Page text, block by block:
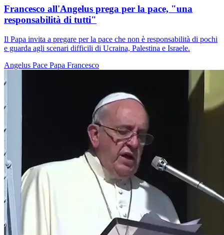
Francesco all'Angelus prega per la pace, "una
responsabilità di tutti"
Il Papa invita a pregare per la pace che non è responsabilità di pochi
e guarda agli scenari difficili di Ucraina, Palestina e Israele.
Angelus Pace Papa Francesco